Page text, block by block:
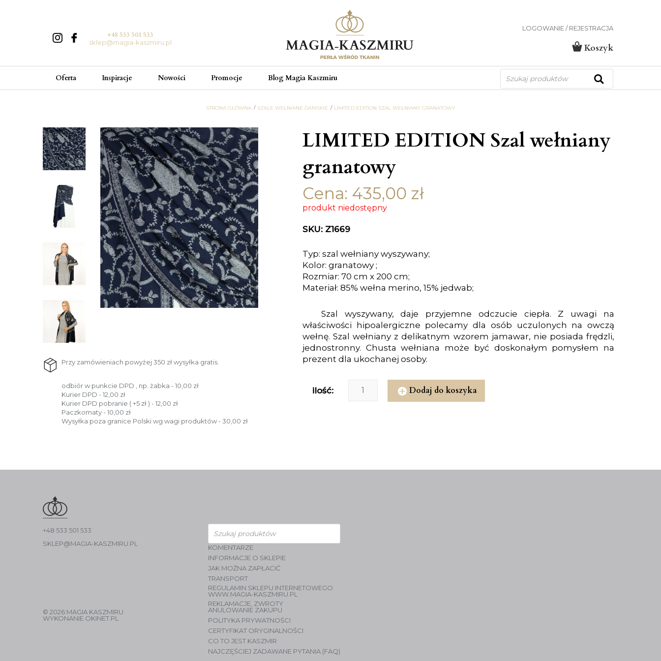
+48 533 501 533
sklep@magia-kaszmiru.pl
LOGOWANIE / REJESTRACJA
Koszyk
Oferta Inspiracje Nowości Promocje Blog Magia Kaszmiru
Wyszukiwarka
produktów
STRONA GŁÓWNA SZALE WEŁNIANE DAMSKIE LIMITED EDITION SZAL WEŁNIANY GRANATOWY
Przy zamówieniach powyżej 350 zł wysyłka gratis.
odbiór w punkcie DPD , np. żabka - 10,00 zł
Kurier DPD - 12,00 zł
Kurier DPD pobranie ( +5 zł ) - 12,00 zł
Paczkomaty - 10,00 zł
Wysyłka poza granice Polski wg wagi produktów - 30,00 zł
LIMITED EDITION Szal wełniany
granatowy
Cena: 435,00 zł
produkt niedostępny
SKU: Z1669
Typ: szal wełniany wyszywany;
Kolor: granatowy ;
Rozmiar: 70 cm x 200 cm;
Materiał: 85% wełna merino, 15% jedwab;
Szal wyszywany, daje przyjemne odczucie ciepła. Z uwagi na
właściwości hipoalergiczne polecamy dla osób uczulonych na owczą
wełnę. Szal wełniany z delikatnym wzorem jamawar, nie posiada frędzli,
jednostronny. Chusta wełniana może być doskonałym pomysłem na
prezent dla ukochanej osoby.
ilość: Dodaj do koszyka
+48 533 501 533
SKLEP@MAGIA-KASZMIRU.PL
© 2026 MAGIA KASZMIRU
WYKONANIE OKINET.PL
Wyszukiwarka
produktów
KOMENTARZE
INFORMACJE O SKLEPIE
JAK MOŻNA ZAPŁACIĆ
TRANSPORT
REGULAMIN SKLEPU INTERNETOWEGO
WWW.MAGIA-KASZMIRU.PL
REKLAMACJE, ZWROTY
ANULOWANIE ZAKUPU
POLITYKA PRYWATNOŚCI
CERTYFIKAT ORYGINALNOŚCI
CO TO JEST KASZMIR
NAJCZĘŚCIEJ ZADAWANE PYTANIA (FAQ)